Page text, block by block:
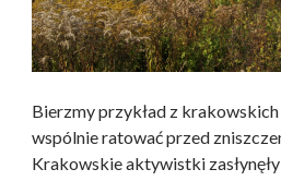
Bierzmy przykład z
wspólnie ratować przed
Krakowskie aktywistki